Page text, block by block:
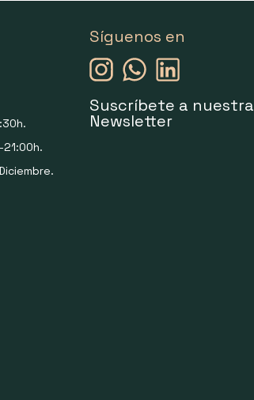
Síguenos en
Suscríbete a nuestra
Newsletter